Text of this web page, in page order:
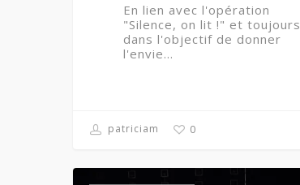
En lien avec l'opération
"Silence, on lit !" et toujours
dans l'objectif de donner
l'envie…
patriciam 0